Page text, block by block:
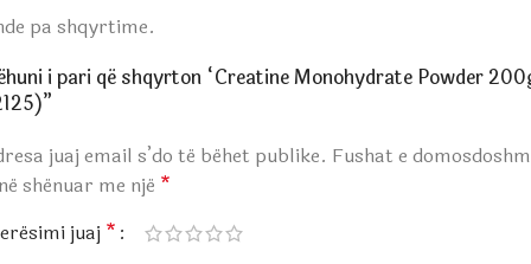
pa shqyrtime.
i pari që shqyrton “Creatine Monohydrate Powder
juaj email s’do të bëhet publike. Fushat e
shënuar me një *
juaj *